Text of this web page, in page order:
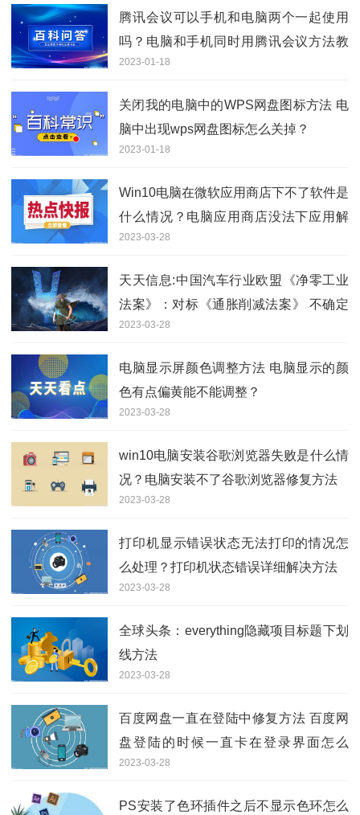
腾讯会议可以手机和电脑两个一起使用
吗？电脑和手机同时用腾讯会议方法教
程
2023-01-18
关闭我的电脑中的WPS网盘图标方法 电
脑中出现wps网盘图标怎么关掉？
2023-01-18
Win10电脑在微软应用商店下不了软件是
什么情况？电脑应用商店没法下应用解
决方法
2023-03-28
天天信息:中国汽车行业欧盟《净零工业
法案》：对标《通胀削减法案》 不确定
性增加但对中国新能源产业链影响有限
2023-03-28
电脑显示屏颜色调整方法 电脑显示的颜
色有点偏黄能不能调整？
2023-03-28
win10电脑安装谷歌浏览器失败是什么情
况？电脑安装不了谷歌浏览器修复方法
2023-03-28
打印机显示错误状态无法打印的情况怎
么处理？打印机状态错误详细解决方法
2023-03-28
全球头条：everything隐藏项目标题下划
线方法
2023-03-28
百度网盘一直在登陆中修复方法 百度网
盘登陆的时候一直卡在登录界面怎么
办？
2023-03-28
PS安装了色环插件之后不显示色环怎么